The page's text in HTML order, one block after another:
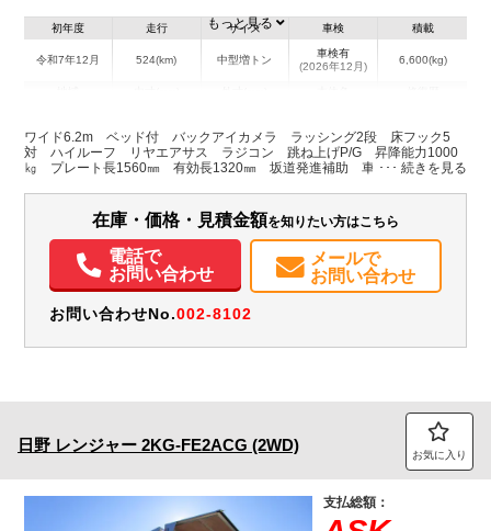
初年度
令和7年12月
走行
524(km)
サイズ
中型増トン
車検
車検有
(2026年12月)
積載
6,600(kg)
埼玉県
W:2,400
H:2,410
W:2,490
H:3,560
パワステ パワーウィンドウ ABS エアバッグ
電動格納ミラー
バックモニター
取扱説明書（一部含む） メンテナンスノート（保証書）
もっと見る
ワイド6.2m ベッド付 バックアイカメラ ラッシング2段 床フック5
対 ハイルーフ リヤエアサス ラジコン 跳ね上げP/G 昇降能力1000
㎏ プレート長1560㎜ 有効長1320㎜ 坂道発進補助 車線逸脱警報 衝
在庫・価格・見積金額を知りたい方はこちら
電話で
お問い合わせ
メールで
お問い合わせ
お問い合わせNo.002-8102
日野 レンジャー 2KG-FE2ACG (2WD) お気に入り
支払総額：